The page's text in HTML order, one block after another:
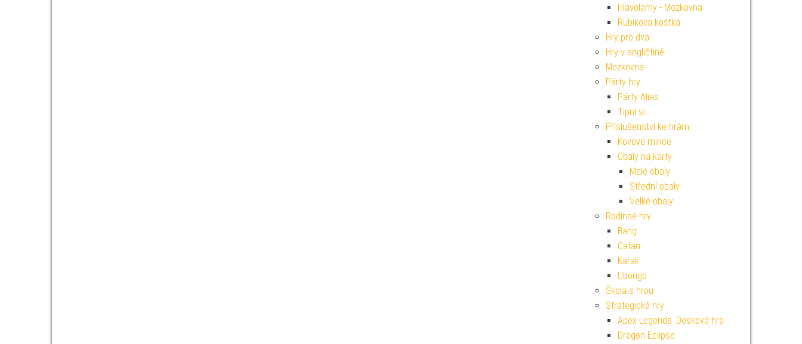
Hlavolamy - Mozkovna
Rubikova kostka
Hry pro dva
Hry v angličtině
Mozkovna
Párty hry
Párty Alias
Tipni si
Příslušenství ke hrám
Kovové mince
Obaly na karty
Malé obaly
Střední obaly
Velké obaly
Rodinné hry
Bang
Catan
Karak
Ubongo
Škola s hrou
Strategické hry
Apex Legends: Desková hra
Dragon Eclipse